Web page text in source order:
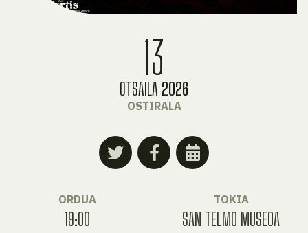
13
OTSAILA 2026
OSTIRALA
ORDUA
19:00
TOKIA
SAN TELMO MUSEOA